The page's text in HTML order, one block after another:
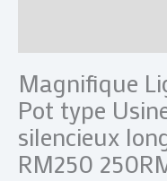
Magnifique
Pot type
silencieux
RM250